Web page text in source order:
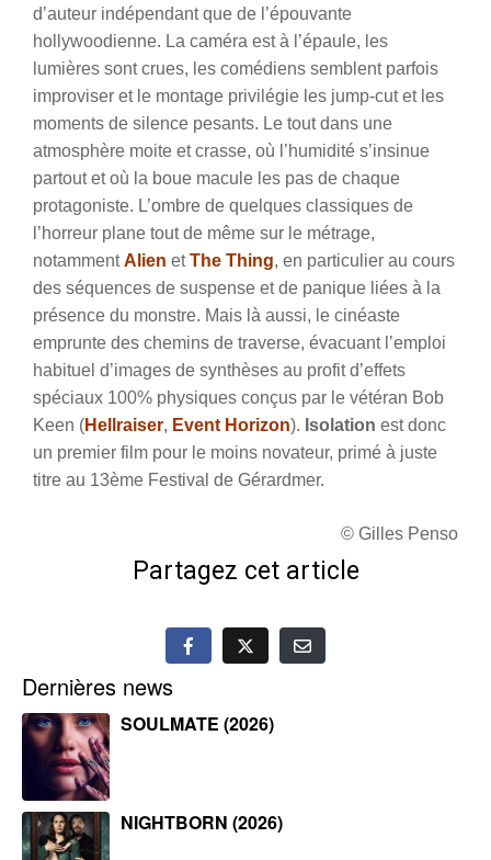
d’auteur indépendant que de l’épouvante
hollywoodienne. La caméra est à l’épaule, les
lumières sont crues, les comédiens semblent parfois
improviser et le montage privilégie les jump-cut et les
moments de silence pesants. Le tout dans une
atmosphère moite et crasse, où l’humidité s’insinue
partout et où la boue macule les pas de chaque
protagoniste. L’ombre de quelques classiques de
l’horreur plane tout de même sur le métrage,
notammentAlien etThe Thing, en particulier au cours
des séquences de suspense et de panique liées à la
présence du monstre. Mais là aussi, le cinéaste
emprunte des chemins de traverse, évacuant l’emploi
habituel d’images de synthèses au profit d’effets
spéciaux 100% physiques conçus par le vétéran Bob
Keen (Hellraiser, Event Horizon). Isolation est donc
un premier film pour le moins novateur, primé à juste
titre au 13ème Festival de Gérardmer.
© Gilles Penso
Partagez cet article
Dernières news
SOULMATE (2026)
NIGHTBORN (2026)